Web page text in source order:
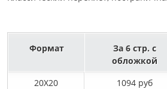
Формат
За 6 стр. с
обложкой
20X20
1094 руб